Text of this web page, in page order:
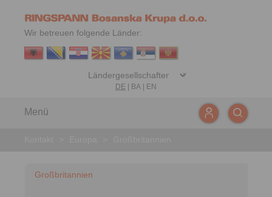
Wir betreuen folgende Länder:
DE| BA| EN
Menü
Großbritannien